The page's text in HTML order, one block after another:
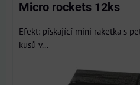
Micro rockets 12ks
Efekt: pískající mini raketka s
kusů v...